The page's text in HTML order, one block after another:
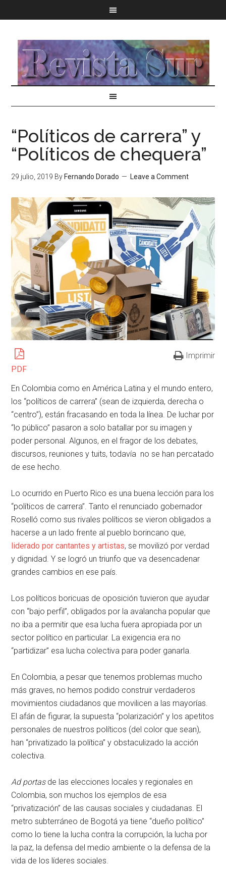
“Políticos de carrera” y
“Políticos de chequera”
29 julio, 2019 By Fernando Dorado Leave a Comment
PDF
Imprimir
En Colombia como en América Latina y el mundo entero,
los “políticos de carrera” (sean de izquierda, derecha o
“centro”), están fracasando en toda la línea. De luchar por
“lo público” pasaron a solo batallar por su imagen y
poder personal. Algunos, en el fragor de los debates,
discursos, reuniones y tuits, todavía no se han percatado
de ese hecho.
Lo ocurrido en Puerto Rico es una buena lección para los
“políticos de carrera”. Tanto el renunciado gobernador
Roselló como sus rivales políticos se vieron obligados a
hacerse a un lado frente al pueblo borincano que,
liderado por cantantes y artistas, se movilizó por verdad
y dignidad. Y se logró un triunfo que va desencadenar
grandes cambios en ese país.
Los políticos boricuas de oposición tuvieron que ayudar
con “bajo perfil”, obligados por la avalancha popular que
no iba a permitir que esa lucha fuera apropiada por un
sector político en particular. La exigencia era no
“partidizar” esa lucha colectiva para poder ganarla.
En Colombia, a pesar que tenemos problemas mucho
más graves, no hemos podido construir verdaderos
movimientos ciudadanos que movilicen a las mayorías.
El afán de figurar, la supuesta “polarización” y los apetitos
personales de nuestros políticos (del color que sean),
han “privatizado la política” y obstaculizado la acción
colectiva.
Ad portasde las elecciones locales y regionales en
Colombia, son muchos los ejemplos de esa
“privatización” de las causas sociales y ciudadanas. El
metro subterráneo de Bogotá ya tiene “dueño político”
como lo tiene la lucha contra la corrupción, la lucha por
la paz, la defensa del medio ambiente o la defensa de la
vida de los líderes sociales.